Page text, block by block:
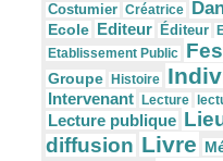
Costumier Créatrice
Ecole Editeur Éditeur
Etablissement Public
Groupe
Histoire
Intervenant Lecture
Lecture publique
diffusion Livre